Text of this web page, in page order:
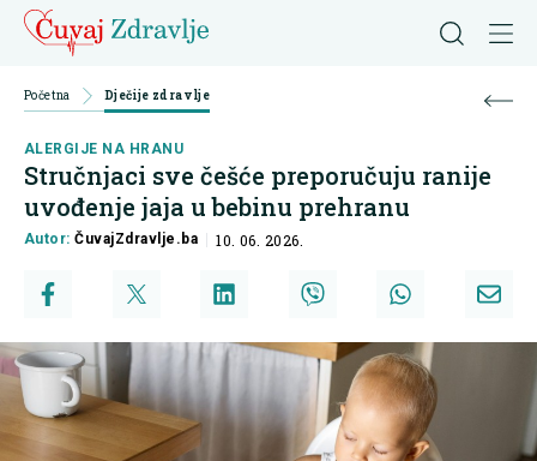
Početna Dječije zdravlje
ALERGIJE NA HRANU
Stručnjaci sve češće preporučuju ranije
uvođenje jaja u bebinu prehranu
Autor:ČuvajZdravlje.ba 10. 06. 2026.